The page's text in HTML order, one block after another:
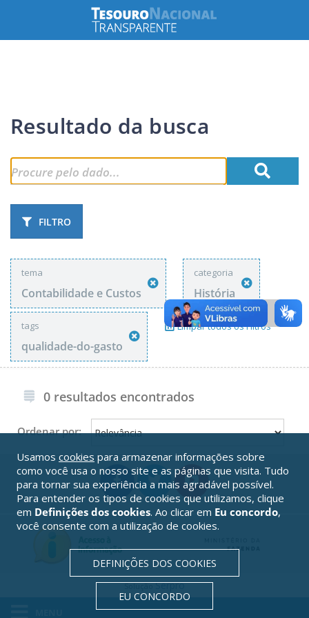
Resultado da busca
FILTRO
tema
Contabilidade e Custos
categoria
História
tags
qualidade-do-gasto
Limpar todos os Filtros
0 resultados encontrados
Ordenar por:
SoluçãoSerpro
Usamos cookies para armazenar informações sobre
como você usa o nosso site e as páginas que visita. Tudo
para tornar sua experiência a mais agradável possível.
Para entender os tipos de cookies que utilizamos, clique
em Definições dos cookies. Ao clicar em Eu concordo,
você consente com a utilização de cookies.
DEFINIÇÕES DOS COOKIES
EU CONCORDO